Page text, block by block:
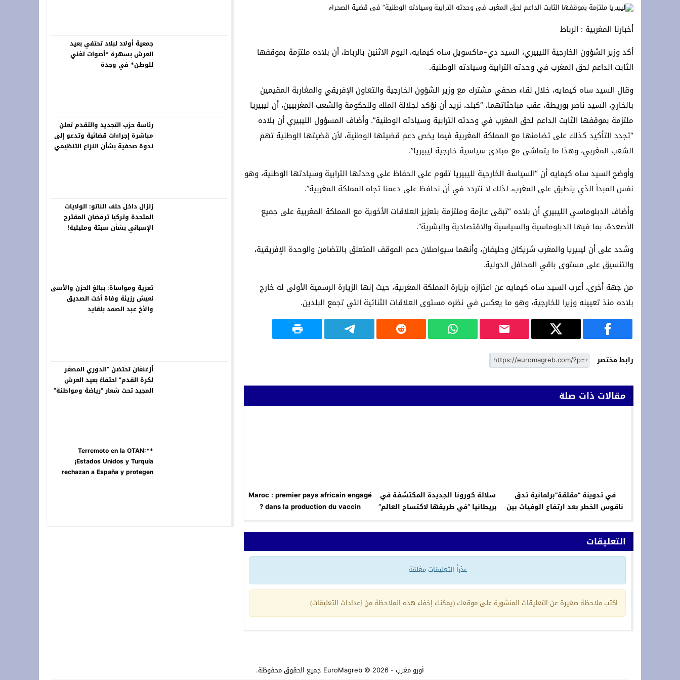
**Terremoto en la OTAN: ¡Estados Unidos y Turquía rechazan a España y protegen Ceuta y Melilla, Marruecos! **
*Crisis migratoria de Ceuta: Los hechos, las hipótesis y las manipulaciones*
سلطات سلوان تُطلق حملة توعوية للتجار والساكنة لتنظيم جمع النفايات والحفاظ على جمالية المدينة
أخبارنا المغربية : الرباط
أكد وزير الشؤون الخارجية الليبيري، السيد دي-ماكسويل ساه كيمايه، اليوم الاثنين بالرباط، أن بلاده ملتزمة بموقفها
الثابت الداعم لحق المغرب في وحدته الترابية وسيادته الوطنية.
وقال السيد ساه كيمايه، خلال لقاء صحفي مشترك مع وزير الشؤون الخارجية والتعاون الإفريقي والمغاربة المقيمين
بالخارج، السيد ناصر بوريطة، عقب مباحثاتهما، “كبلد، نريد أن نؤكد لجلالة الملك وللحكومة والشعب المغربيين، أن ليبيريا
ملتزمة بموقفها الثابت الداعم لحق المغرب في وحدته الترابية وسيادته الوطنية”. وأضاف المسؤول الليبيري أن بلاده
“تجدد التأكيد كذلك على تضامنها مع المملكة المغربية فيما يخص دعم قضيتها الوطنية، لأن قضيتها الوطنية تهم
الشعب المغربي، وهذا ما يتماشى مع مبادئ سياسية خارجية ليبيريا”.
وأوضح السيد ساه كيمايه أن “السياسة الخارجية لليبيريا تقوم على الحفاظ على وحدتها الترابية وسيادتها الوطنية، وهو
نفس المبدأ الذي ينطبق على المغرب، لذلك لا نتردد في أن نحافظ على دعمنا تجاه المملكة المغربية”.
وأضاف الدبلوماسي الليبيري أن بلاده “تبقى عازمة وملتزمة بتعزيز العلاقات الأخوية مع المملكة المغربية على جميع
الأصعدة، بما فيها الدبلوماسية والسياسية والاقتصادية والبشرية”.
وشدد على أن ليبيريا والمغرب شريكان وحليفان، وأنهما سيواصلان دعم الموقف المتعلق بالتضامن والوحدة الإفريقية،
والتنسيق على مستوى باقي المحافل الدولية.
من جهة أخرى، أعرب السيد ساه كيمايه عن اعتزازه بزيارة المملكة المغربية، حيث إنها الزيارة الرسمية الأولى له خارج
بلاده منذ تعيينه وزيرا للخارجية، وهو ما يعكس في نظره مستوى العلاقات الثنائية التي تجمع البلدين.
رابط مختصر
مقالات ذات صلة
في تدوينة “مقلقة”برلمانية تدق
ناقوس الخطر بعد ارتفاع الوفيات بين
سلالة كورونا الجديدة المكتشفة في
بريطانيا “في طريقها لاكتساح العالم”
Maroc : premier pays africain engagé
dans la production du vaccin ?
التعليقات
عذراً التعليقات مغلقة
اكتب ملاحظة صغيرة عن التعليقات المنشورة على موقعك (يمكنك إخفاء هذه الملاحظة من إعدادات التعليقات)
جمعية أولاد لبلاد تحتفي بعيد
العرش بسهرة *أصوات تغني
للوطن* في وجدة
رئاسة حزب التجديد والتقدم تعلن
مباشرة إجراءات قضائية وتدعو إلى
ندوة صحفية بشأن النزاع التنظيمي
زلزال داخل حلف الناتو: الولايات
المتحدة وتركيا ترفضان المقترح
الإسباني بشأن سبتة ومليلية!
تعزية ومواساة: ببالغ الحزن والأسى
نعيش رزيئة وفاة أخت الصديق
والأخ عبد الصمد بلقايد
أزغنغان تحتضن “الدوري المصغر
لكرة القدم” احتفاءً بعيد العرش
المجيد تحت شعار “رياضة ومواطنة”
**Terremoto en la OTAN:
¡Estados Unidos y Turquía
rechazan a España y protegen
أورو مغرب - EuroMagreb © 2026 جميع الحقوق محفوظة.